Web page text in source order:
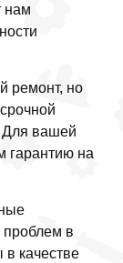
нам
ремонт, но
Для вашей
гарантию на
проблем в
качестве